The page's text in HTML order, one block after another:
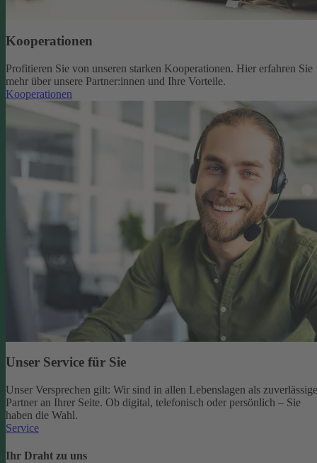
Kooperationen
Profitieren Sie von unseren starken Kooperationen. Hier erfahren Sie
mehr über unsere Partner:innen und Ihre Vorteile.
Kooperationen
Unser Service für Sie
Unser Versprechen gilt: Wir sind in allen Lebenslagen als
Partner an Ihrer Seite. Ob digital, telefonisch oder persönlich – Sie
haben die Wahl.
Service
Ihr Draht zu uns